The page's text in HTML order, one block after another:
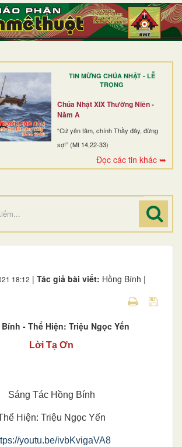
TIN MỪNG CHÚA NHẬT - LỄ
TRỌNG
Chúa Nhật XIX Thường Niên -
Năm A
“Cứ yên tâm, chính Thầy đây, đừng
sợ!” (Mt 14,22-33)
Đọc các tin khác ➥
18:12 | Tác giả bài viết: Hồng Bính |
- Thể Hiện: Triệu Ngọc Yến
Lời Tạ Ơn
Sáng Tác Hồng Bính
Hiện: Triệu Ngọc Yến
youtu.be/ivbKvigaVA8